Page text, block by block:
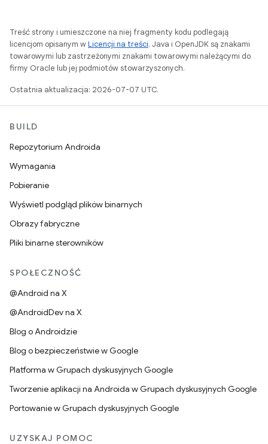
Treść strony i umieszczone na niej fragmenty kodu podlegają
licencjom opisanym wLicencji na treści. Java i OpenJDK są znakami
towarowymi lub zastrzeżonymi znakami towarowymi należącymi do
firmy Oracle lub jej podmiotów stowarzyszonych.
Ostatnia aktualizacja: 2026-07-07 UTC.
BUILD
Repozytorium Androida
Wymagania
Pobieranie
Wyświetl podgląd plików binarnych
Obrazy fabryczne
Pliki binarne sterowników
SPOŁECZNOŚĆ
@Android na X
@AndroidDev na X
Blog o Androidzie
Blog o bezpieczeństwie w Google
Platforma w Grupach dyskusyjnych Google
Tworzenie aplikacji na Androida w Grupach dyskusyjnych Google
Portowanie w Grupach dyskusyjnych Google
UZYSKAJ POMOC